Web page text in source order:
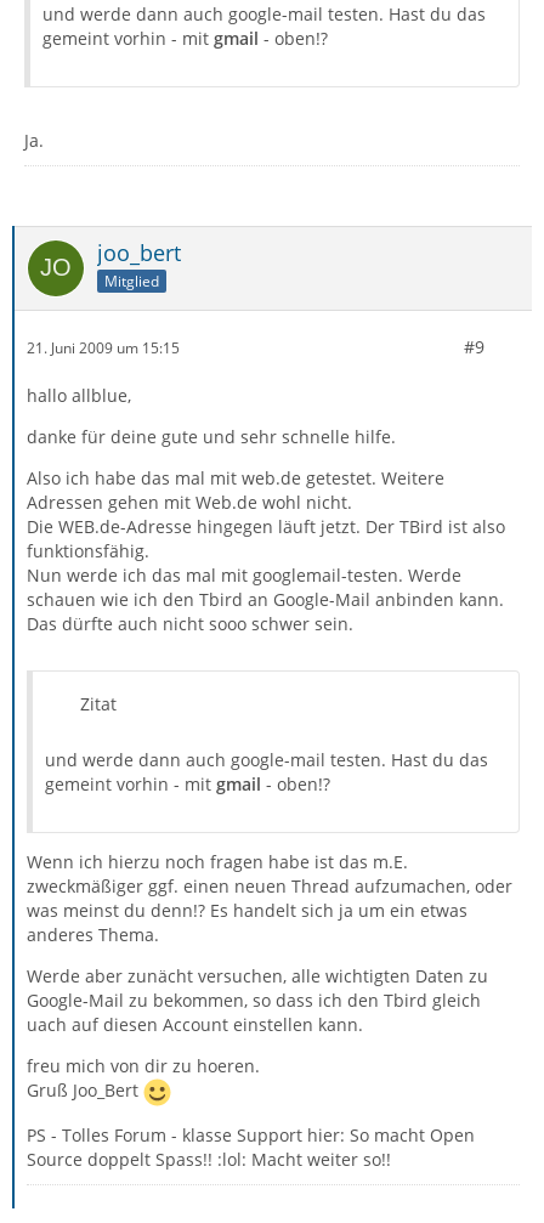
und werde dann auch google-mail testen. Hast du das
gemeint vorhin - mit gmail - oben!?
Ja.
joo_bert
Mitglied
21. Juni 2009 um 15:15 #9
hallo allblue,
danke für deine gute und sehr schnelle hilfe.
Also ich habe das mal mit web.de getestet. Weitere
Adressen gehen mit Web.de wohl nicht.
Die WEB.de-Adresse hingegen läuft jetzt. Der TBird ist also
funktionsfähig.
Nun werde ich das mal mit googlemail-testen. Werde
schauen wie ich den Tbird an Google-Mail anbinden kann.
Das dürfte auch nicht sooo schwer sein.
Zitat
und werde dann auch google-mail testen. Hast du das
gemeint vorhin - mit gmail - oben!?
Wenn ich hierzu noch fragen habe ist das m.E.
zweckmäßiger ggf. einen neuen Thread aufzumachen, oder
was meinst du denn!? Es handelt sich ja um ein etwas
anderes Thema.
Werde aber zunächt versuchen, alle wichtigten Daten zu
Google-Mail zu bekommen, so dass ich den Tbird gleich
uach auf diesen Account einstellen kann.
freu mich von dir zu hoeren.
Gruß Joo_Bert
PS - Tolles Forum - klasse Support hier: So macht Open
Source doppelt Spass!! :lol: Macht weiter so!!